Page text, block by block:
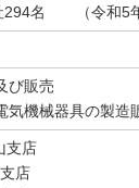
名 （令和5年
び販売
気機械器具の製造
店
店